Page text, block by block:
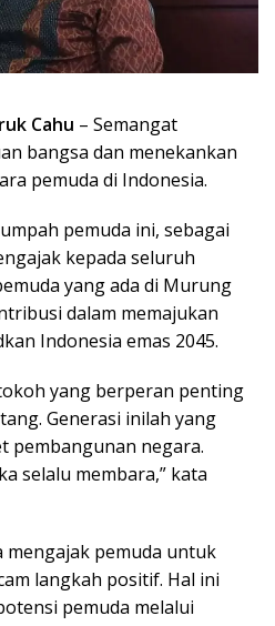
Cahu – Semangat
bangsa dan menekankan
pemuda di Indonesia.
pemuda ini, sebagai
kepada seluruh
yang ada di Murung
dalam memajukan
Indonesia emas 2045.
yang berperan penting
Generasi inilah yang
pembangunan negara.
selalu membara,” kata
mengajak pemuda untuk
langkah positif. Hal ini
pemuda melalui